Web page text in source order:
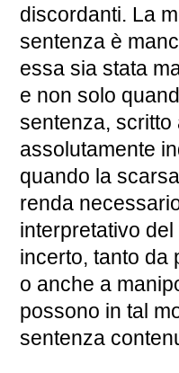
discordanti. La
sentenza è
essa sia stata
e non solo
sentenza, scritto
assolutamente
quando la
renda
interpretativo
incerto, tanto da
o anche a
possono in tal
sentenza